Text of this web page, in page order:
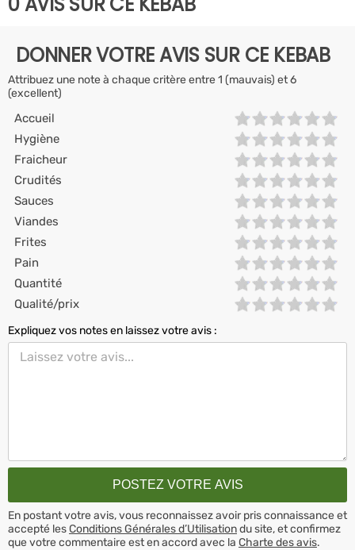
DONNER VOTRE AVIS SUR CE KEBAB
Attribuez une note à chaque critère entre 1 (mauvais) et 6
(excellent)
Accueil
Hygiène
Fraicheur
Crudités
Sauces
Viandes
Frites
Pain
Quantité
Qualité/prix
Expliquez vos notes en laissez votre avis :
En postant votre avis, vous reconnaissez avoir pris connaissance et
accepté lesConditions Générales d’Utilisationdu site, et confirmez
que votre commentaire est en accord avec la Charte des avis.